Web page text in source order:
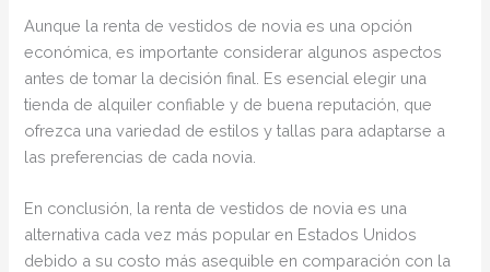
Aunque la renta de vestidos de novia es una opción
económica, es importante considerar algunos aspectos
antes de tomar la decisión final. Es esencial elegir una
tienda de alquiler confiable y de buena reputación, que
ofrezca una variedad de estilos y tallas para adaptarse a
las preferencias de cada novia.
En conclusión, la renta de vestidos de novia es una
alternativa cada vez más popular en Estados Unidos
debido a su costo más asequible en comparación con la